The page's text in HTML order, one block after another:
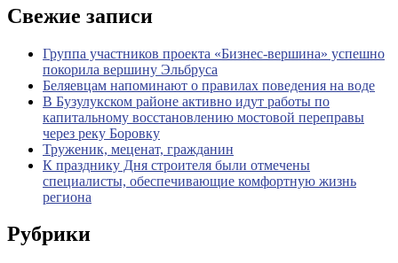
Свежие записи
Группа участников проекта «Бизнес‑вершина» успешно
покорила вершину Эльбруса
Беляевцам напоминают о правилах поведения на воде
В Бузулукском районе активно идут работы по
капитальному восстановлению мостовой переправы
через реку Боровку
Труженик, меценат, гражданин
К празднику Дня строителя были отмечены
специалисты, обеспечивающие комфортную жизнь
региона
Рубрики